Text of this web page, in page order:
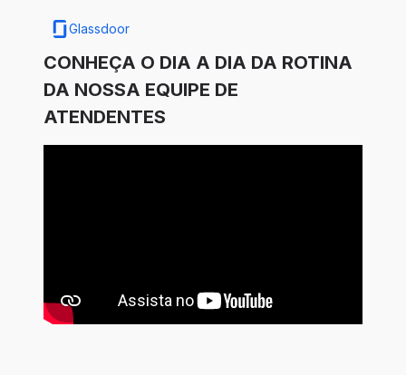
Glassdoor
CONHEÇA O DIA A DIA DA ROTINA
DA NOSSA EQUIPE DE
ATENDENTES